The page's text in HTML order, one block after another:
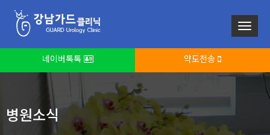
네이버톡톡 약도전송
병원소식